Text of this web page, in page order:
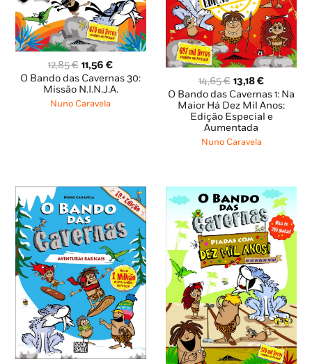
12,85€ O
preço
original
era:
11,56€O
preço
atual
O Bando das Cavernas 30:
Missão N.I.N.J.A.
Nuno Caravela
14,65€ O
preço
original
era:
14,65 €.
13,18€O
preço
atual
é:
O Bando das Cavernas 1: Na
Maior Há Dez Mil Anos:
Edição Especial e
Aumentada
Nuno Caravela